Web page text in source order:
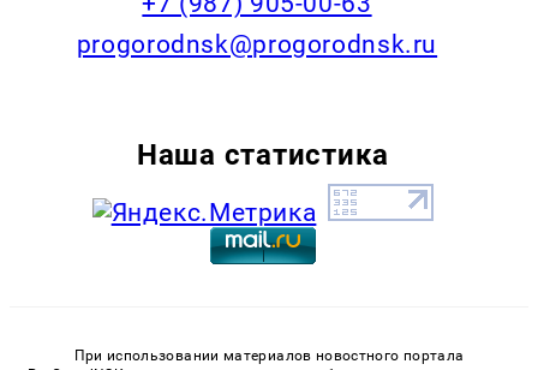
progorodnsk@progorodnsk.ru
Наша статистика
При использовании материалов новостного портала